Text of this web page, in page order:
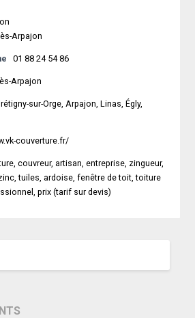
Arpajon
01 88 24 54 86
Arpajon
sur-Orge, Arpajon, Linas, Égly,
couverture.fr/
couvreur, artisan, entreprise, zingueur,
tuiles, ardoise, fenêtre de toit, toiture
prix (tarif sur devis)